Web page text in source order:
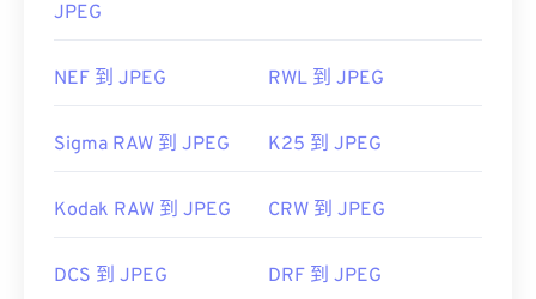
JPEG
NEF 到 JPEG RWL 到 JPEG
Sigma RAW 到 JPEG K25 到 JPEG
Kodak RAW 到 JPEG CRW 到 JPEG
DCS 到 JPEG DRF 到 JPEG